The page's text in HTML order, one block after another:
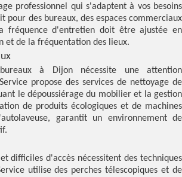
professionnel qui s'adaptent à vos besoins
pour des bureaux, des espaces commerciaux
fréquence d'entretien doit être ajustée en
et de la fréquentation des lieux.
à Dijon nécessite une attention
propose des services de nettoyage de
le dépoussiérage du mobilier et la gestion
de produits écologiques et de machines
garantit un environnement de
difficiles d'accès nécessitent des techniques
utilise des perches télescopiques et de